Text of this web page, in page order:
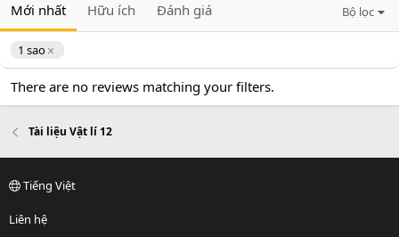
Mới nhất Hữu ích Đánh giá Bộ lọc
1 sao
There are no reviews matching your filters.
Tài liệu Vật lí 12
Tiếng Việt
Liên hệ